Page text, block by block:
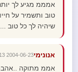
אמממ מגיע לך
טוב ותשמיר על
שיהיה לך כל טוב
אנונימי2004-06-23 16:54:13
אממ מתוקה